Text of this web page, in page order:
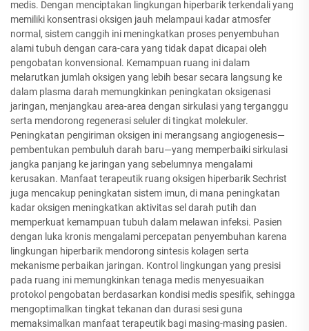
medis. Dengan menciptakan lingkungan hiperbarik terkendali yang
memiliki konsentrasi oksigen jauh melampaui kadar atmosfer
normal, sistem canggih ini meningkatkan proses penyembuhan
alami tubuh dengan cara-cara yang tidak dapat dicapai oleh
pengobatan konvensional. Kemampuan ruang ini dalam
melarutkan jumlah oksigen yang lebih besar secara langsung ke
dalam plasma darah memungkinkan peningkatan oksigenasi
jaringan, menjangkau area-area dengan sirkulasi yang terganggu
serta mendorong regenerasi seluler di tingkat molekuler.
Peningkatan pengiriman oksigen ini merangsang angiogenesis—
pembentukan pembuluh darah baru—yang memperbaiki sirkulasi
jangka panjang ke jaringan yang sebelumnya mengalami
kerusakan. Manfaat terapeutik ruang oksigen hiperbarik Sechrist
juga mencakup peningkatan sistem imun, di mana peningkatan
kadar oksigen meningkatkan aktivitas sel darah putih dan
memperkuat kemampuan tubuh dalam melawan infeksi. Pasien
dengan luka kronis mengalami percepatan penyembuhan karena
lingkungan hiperbarik mendorong sintesis kolagen serta
mekanisme perbaikan jaringan. Kontrol lingkungan yang presisi
pada ruang ini memungkinkan tenaga medis menyesuaikan
protokol pengobatan berdasarkan kondisi medis spesifik, sehingga
mengoptimalkan tingkat tekanan dan durasi sesi guna
memaksimalkan manfaat terapeutik bagi masing-masing pasien.